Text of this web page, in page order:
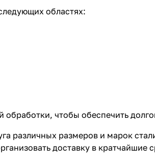
областях:
чтобы обеспечить
различных размеров и марок
доставку в кратчайшие